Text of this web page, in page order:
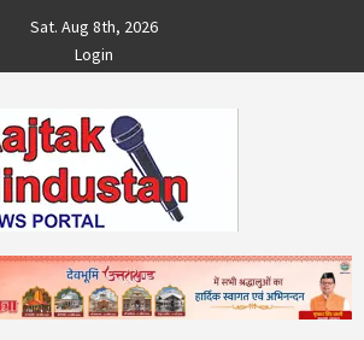
Sat. Aug 8th, 2026
Login